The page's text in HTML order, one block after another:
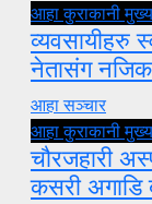
आहा कुराकानी
व्यवसायीहरु
नेतासंग
आहा सञ्चार
आहा कुराकानी
चौरजहारी
कसरी अगाडि